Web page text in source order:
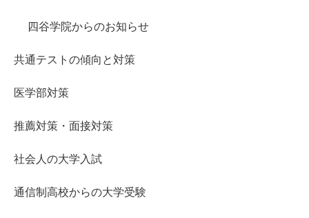
四谷学院からのお知らせ
共通テストの傾向と対策
医学部対策
推薦対策・面接対策
社会人の大学入試
通信制高校からの大学受験